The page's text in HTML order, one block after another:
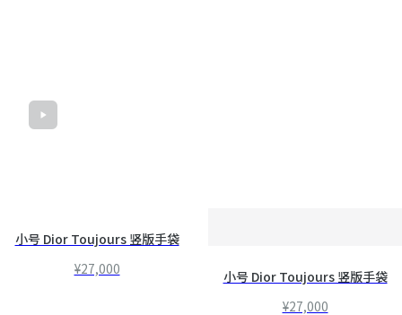
小号 Dior Toujours 竖版手袋
¥27,000
小号 Dior Toujours 竖版手袋
¥27,000